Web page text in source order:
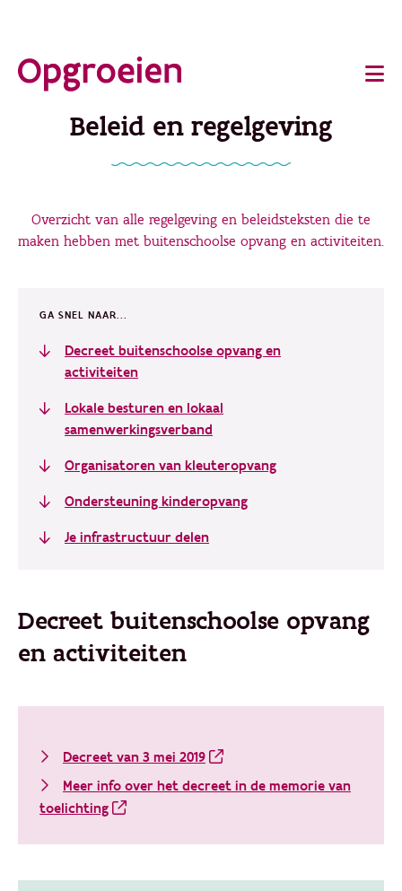
direct
hoofdinhoud
Main
navigationBeleid en regelgeving
Overzicht van alle regelgeving en beleidsteksten die te
maken hebben met buitenschoolse opvang en activiteiten.
GA SNEL NAAR...
Decreet buitenschoolse opvang en
activiteiten
Lokale besturen en lokaal
samenwerkingsverband
Organisatoren van kleuteropvang
Ondersteuning kinderopvang
Je infrastructuur delen
Decreet buitenschoolse opvang
en activiteiten
Decreet van 3 mei 2019
Meer info over het decreet in de memorie van
toelichting